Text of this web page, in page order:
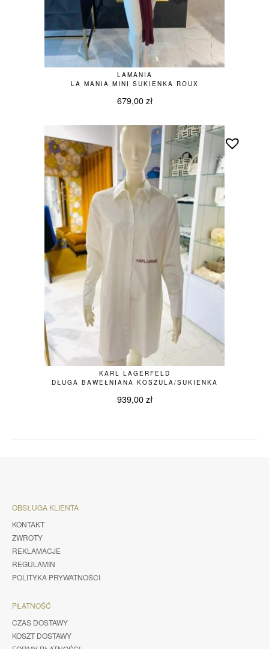
LAMANIA
LA MANIA MINI SUKIENKA ROUX
679,00 zł
KARL LAGERFELD
DŁUGA BAWEŁNIANA KOSZULA/SUKIENKA
939,00 zł
OBSŁUGA KLIENTA
KONTAKT
ZWROTY
REKLAMACJE
REGULAMIN
POLITYKA PRYWATNOŚCI
PŁATNOŚĆ
CZAS DOSTAWY
KOSZT DOSTAWY